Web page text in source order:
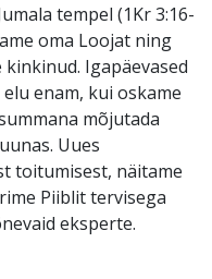
tempel (1Kr 3:16-
oma Loojat ning
kinkinud. Igapäevased
enam, kui oskame
mõjutada
Uues
toitumisest, näitame
Piiblit tervisega
eksperte.